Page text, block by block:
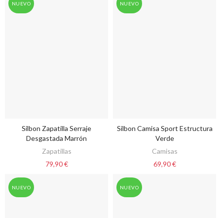
NUEVO
VER OPCIONES
Silbon Zapatilla Serraje
Desgastada Marrón
Zapatillas
79,90 €
NUEVO
VER OPCIONES
Silbon Camisa Sport Estructura
Verde
Camisas
69,90 €
NUEVO NUEVO